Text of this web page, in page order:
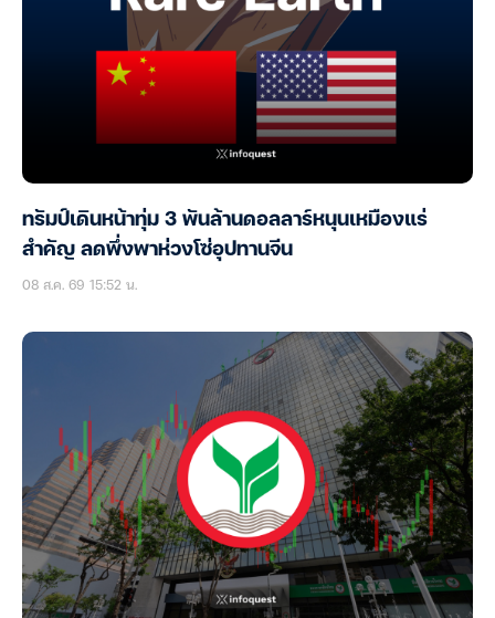
ทรัมป์เดินหน้าทุ่ม 3 พันล้านดอลลาร์หนุนเหมืองแร่
สำคัญ ลดพึ่งพาห่วงโซ่อุปทานจีน
08 ส.ค. 69 15:52 น.